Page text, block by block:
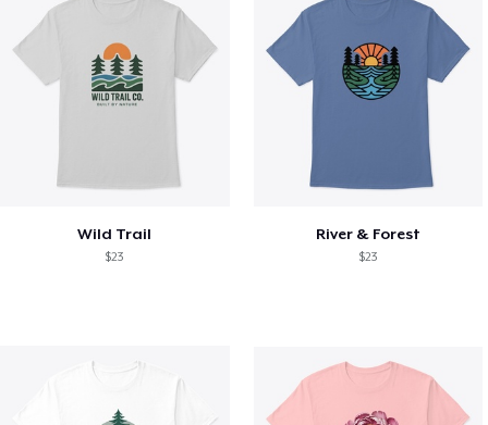
Wild Trail
$23
River & Forest
$23